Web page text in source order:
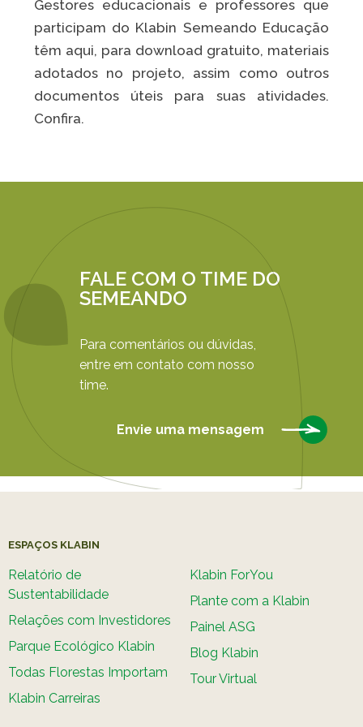
Caiubi
Parque
Klabin
Gestores educacionais e professores que
participam do Klabin Semeando Educação
têm aqui, para download gratuito, materiais
adotados no projeto, assim como outros
documentos úteis para suas atividades.
Confira.
FALE COM O TIME DO
SEMEANDO
Para comentários ou dúvidas,
entre em contato com nosso
time.
Envie uma mensagem
ESPAÇOS KLABIN
Relatório de
Sustentabilidade
Relações com Investidores
Parque Ecológico Klabin
Todas Florestas Importam
Klabin Carreiras
Klabin ForYou
Plante com a Klabin
Painel ASG
Blog Klabin
Tour Virtual